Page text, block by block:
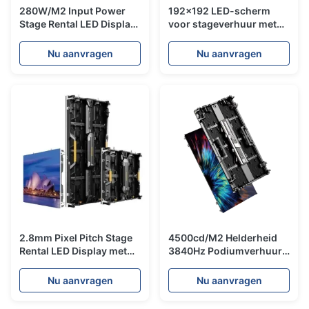
280W/M2 Input Power
Stage Rental LED Display
500x500x84mm Paneel
Nu aanvragen
192x192 LED-scherm
voor stageverhuur met
standaard
montageconfiguratie
Nu aanvragen
2.8mm Pixel Pitch Stage
Rental LED Display met
verfrissingsfrequentie en
IP43 rating
Nu aanvragen
4500cd/M2 Helderheid
3840Hz Podiumverhuur
Ophangbare
Stapelmontage
Nu aanvragen